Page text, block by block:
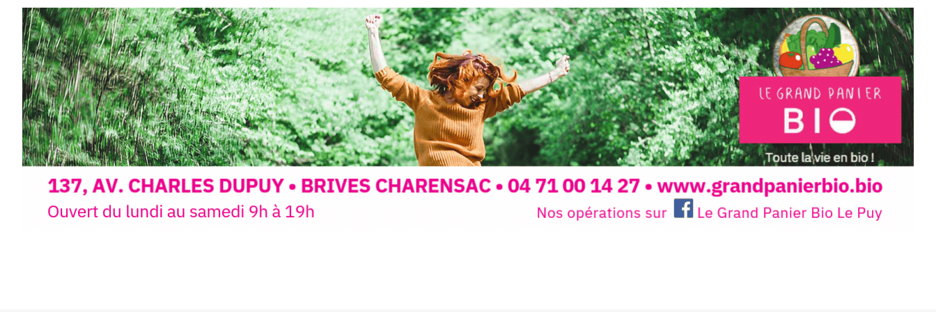
paysages de Haute-Loire ?
Cet été,Laurent Bersetvous propose unstage
d’aquarelle en extérieur, accessibleà tous les
niveaux, dans un cadre naturel
inspirantautour de Saint-Front, à seulement30
minutes du Puy-en-Velay.
Pendant3 jours, vous apprendrez à capturer
l’instant :
aquarelle, encre, ou contenu hybride.
Programmée en off du festival d’Auzon, cette
expo-installation temporaire vous livre une
raison de plus d’aller faire un tour dans la cité
médiévale du Brivadois cet été.
INTERVIEW